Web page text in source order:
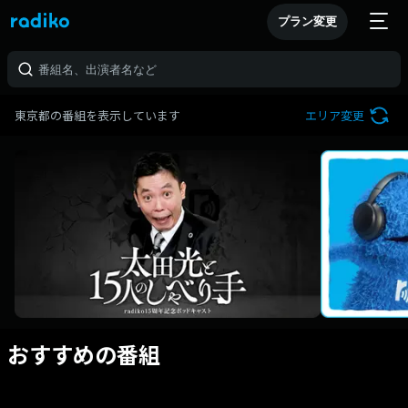
プラン変更
東京都の番組を表示しています エリア変更
おすすめの番組